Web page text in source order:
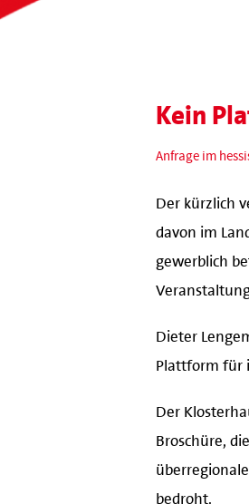
Kein
Anfrage im
Der kürzlich
davon im
gewerblich
Dieter
Plattform für
Der
Broschüre,
bedroht.